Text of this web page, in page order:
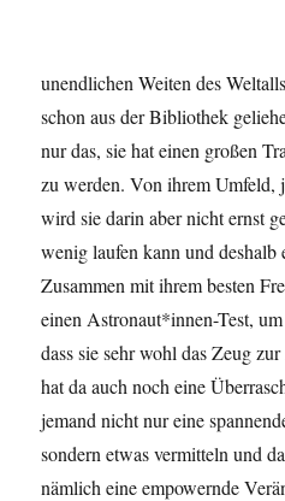
unendlichen Weiten des
schon aus der Bibliothek
nur das, sie hat einen großen
zu werden. Von ihrem Umfeld,
wird sie darin aber nicht ernst
wenig laufen kann und deshalb
Zusammen mit ihrem besten
einen Astronaut*innen-Test,
dass sie sehr wohl das Zeug
hat da auch noch eine
jemand nicht nur eine
sondern etwas vermitteln und
nämlich eine empowernde